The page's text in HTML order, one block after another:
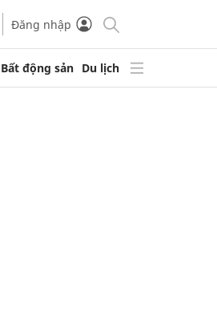
Đăng nhập
Bất động sản Du lịch